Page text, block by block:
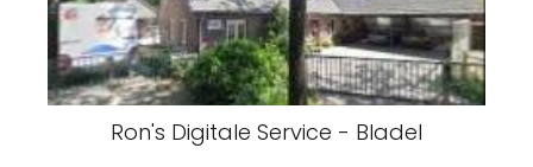
Ron's Digitale Service - Bladel